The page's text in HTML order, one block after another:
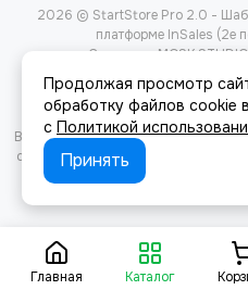
2026 © StartStore Pro 2.0 -
платформе InSales (2е
Сделано в MOSK.STUDIO
Вся представленная на сайте
стоимости товаров и услуг, носит
каких условиях не является
Главная Каталог
Продолжая просмотр
обработку файлов cookie
с Политикой
Принять